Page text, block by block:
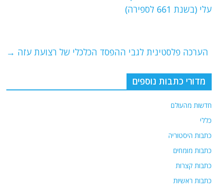
A
ra
k
עלי (בשנת 661 לספירה)
הערכה פלסטינית לגבי ההפסד הכלכלי של רצועת עזה →
מדורי כתבות נוספים
חדשות מהעולם
כללי
כתבות היסטוריה
כתבות מומחים
כתבות קצרות
כתבות ראשיות